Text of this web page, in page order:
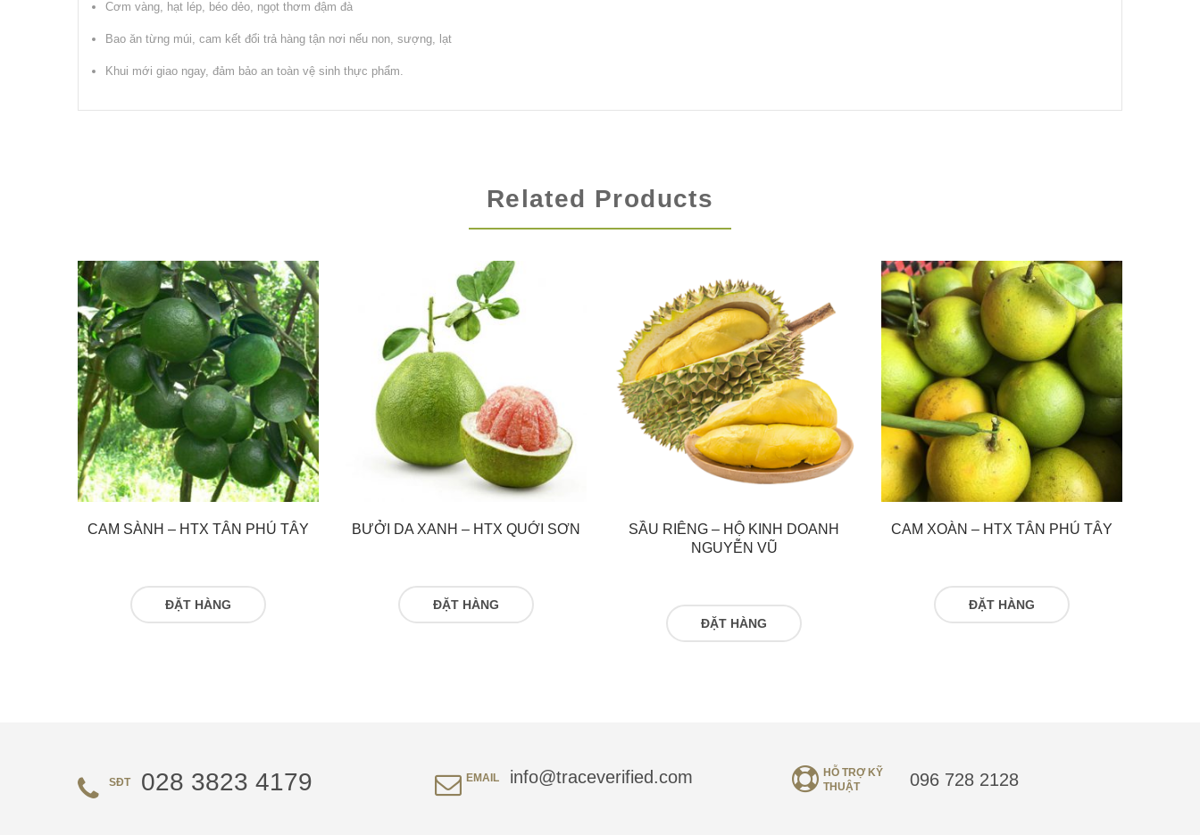
Cơm vàng, hạt lép, béo dẻo, ngọt thơm đậm đà
Bao ăn từng múi, cam kết đổi trả hàng tận nơi nếu non, sượng, lạt
Khui mới giao ngay, đảm bảo an toàn vệ sinh thực phẩm.
Related Products
CAM SÀNH – HTX TÂN PHÚ TÂY
ĐỌC TIẾP
BƯỞI DA XANH – HTX QUỚI SƠN
ĐỌC TIẾP
SẦU RIÊNG – HỘ KINH DOANH
NGUYỄN VŨ
ĐỌC TIẾP
CAM XOÀN – HTX TÂN PHÚ TÂY
ĐỌC TIẾP
SĐT 028 3823 4179 EMAIL info@traceverified.com
HỖ TRỢ KỸ
THUẬT
096 728 2128